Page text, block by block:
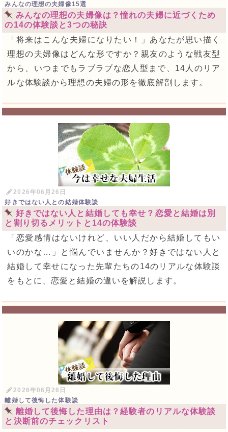
みんなの理想の夫婦像15選
みんなの理想の夫婦像は？憧れの夫婦に近づくため
の14の体験談と3つの秘訣
「将来はこんな夫婦になりたい！」あなたが思い描く
理想の夫婦像はどんな形ですか？親友のような戦友型
から、いつまでもラブラブな恋人型まで、14人のリア
ルな体験談から理想の夫婦の形を徹底解剖します。
2026年06月26日
好きではない人との結婚体験談
好きではない人と結婚しても幸せ？恋愛と結婚は別
と割り切るメリットと14の体験談
「恋愛感情はないけれど、いい人だから結婚してもい
いのかな…」と悩んでいませんか？好きではない人と
結婚して幸せになった先輩たちの14のリアルな体験談
をもとに、恋愛と結婚の違いを解説します。
2026年06月26日
離婚して後悔した体験談
離婚して後悔した理由は？経験者のリアルな体験談
と決断前のチェックリスト